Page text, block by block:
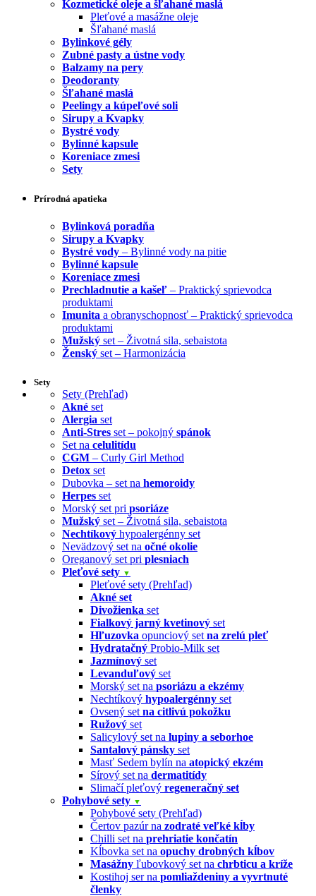
Kozmetické oleje a šľahané maslá
Pleťové a masážne oleje
Šľahané maslá
Bylinkové gély
Zubné pasty a ústne vody
Balzamy na pery
Deodoranty
Šľahané maslá
Peelingy a kúpeľové soli
Sirupy a Kvapky
Bystré vody
Bylinné kapsule
Koreniace zmesi
Sety
Prírodná apatieka
Bylinková poradňa
Sirupy a Kvapky
Bystré vody – Bylinné vody na pitie
Bylinné kapsule
Koreniace zmesi
Prechladnutie a kašeľ – Praktický sprievodca
produktami
Imunita a obranyschopnosť – Praktický sprievodca
produktami
Mužský set – Životná sila, sebaistota
Ženský set – Harmonizácia
Sety
Sety (Prehľad)
Akné set
Alergia set
Anti-Stres set – pokojný spánok
Set na celulitídu
CGM – Curly Girl Method
Detox set
Dubovka – set na hemoroidy
Herpes set
Morský set pri psoriáze
Mužský set – Životná sila, sebaistota
Nechtíkový hypoalergénny set
Nevädzový set na očné okolie
Oreganový set pri plesniach
Pleťové sety ▼
Pleťové sety (Prehľad)
Akné set
Divožienka set
Fialkový jarný kvetinový set
Hľuzovka opunciový set na zrelú pleť
Hydratačný Probio-Milk set
Jazmínový set
Levanduľový set
Morský set na psoriázu a ekzémy
Nechtíkový hypoalergénny set
Ovsený set na citlivú pokožku
Ružový set
Salicylový set na lupiny a seborhoe
Santalový pánsky set
Masť Sedem bylín na atopický ekzém
Sírový set na dermatitídy
Slimačí pleťový regeneračný set
Pohybové sety ▼
Pohybové sety (Prehľad)
Čertov pazúr na zodraté veľké kĺby
Chilli set na prehriatie končatín
Kĺbovka set na opuchy drobných kĺbov
Masážny ľubovkový set na chrbticu a kríže
Kostihoj ser na pomliaždeniny a vyvrtnuté
členky